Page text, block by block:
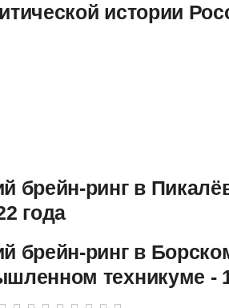
истории
брейн-ринг в
года
брейн-ринг в
техникуме -